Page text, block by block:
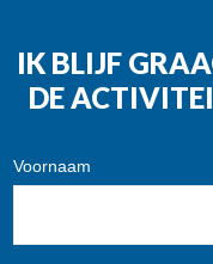
IK BLIJF
DE
Voornaam